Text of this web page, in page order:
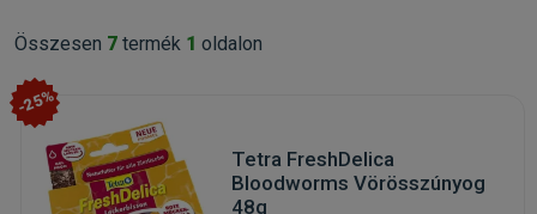
Összesen 7 termék 1 oldalon
-25%
Tetra FreshDelica
Bloodworms Vörösszúnyog
48g